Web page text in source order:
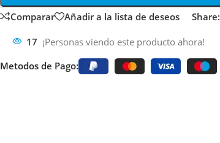
Comparar Añadir a la lista de deseos Share:
17 ¡Personas viendo este producto ahora!
Metodos de Pago: